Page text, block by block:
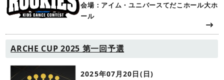
会場：アイム・ユニバースてだこホール大ホ
ール
ARCHE CUP 2025 第一回予選
2025年07月20日(日)